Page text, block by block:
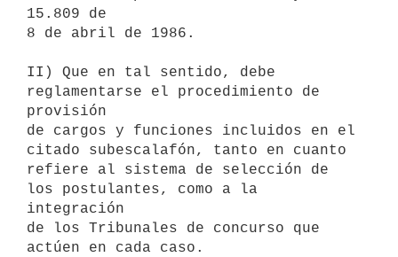
15.809 de
8 de abril de 1986.
II) Que en tal sentido, debe
reglamentarse el procedimiento de
provisión
de cargos y funciones incluidos en el
citado subescalafón, tanto en cuanto
refiere al sistema de selección de
los postulantes, como a la
integración
de los Tribunales de concurso que
actúen en cada caso.